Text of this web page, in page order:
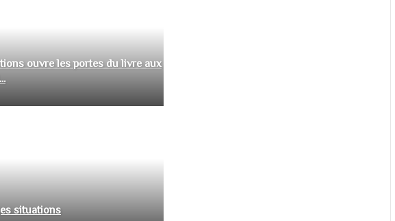
ouvre les portes du livre aux
situations